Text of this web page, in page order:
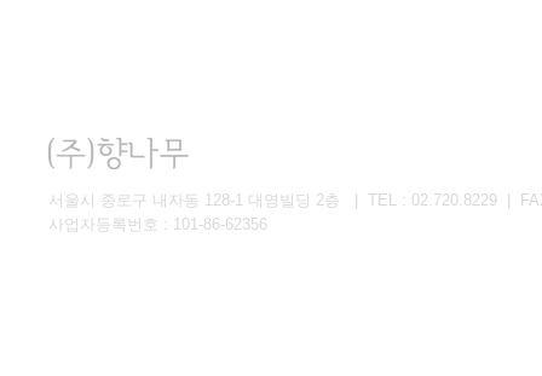
서울시 종로구 내자동 128-1 대영빌딩 2층 | TEL : 02.720.8229 |
사업자등록번호 : 101-86-62356